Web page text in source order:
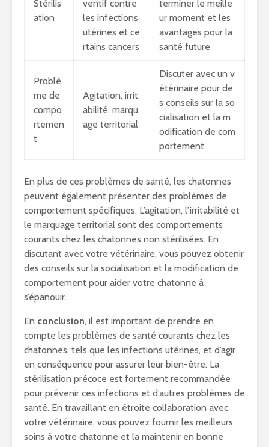
Stérilis
ation
ventif contre
les infections
utérines et ce
rtains cancers
terminer le meille
ur moment et les
avantages pour la
santé future
Problè
me de
compo
rtemen
t
Agitation, irrit
abilité, marqu
age territorial
Discuter avec un v
étérinaire pour de
s conseils sur la so
cialisation et la m
odification de com
portement
En plus de ces problèmes de santé, les chatonnes
peuvent également présenter des problèmes de
comportement spécifiques. L’agitation, l’irritabilité et
le marquage territorial sont des comportements
courants chez les chatonnes non stérilisées. En
discutant avec votre vétérinaire, vous pouvez obtenir
des conseils sur la socialisation et la modification de
comportement pour aider votre chatonne à
s’épanouir.
En conclusion, il est important de prendre en
compte les problèmes de santé courants chez les
chatonnes, tels que les infections utérines, et d’agir
en conséquence pour assurer leur bien-être. La
stérilisation précoce est fortement recommandée
pour prévenir ces infections et d’autres problèmes de
santé. En travaillant en étroite collaboration avec
votre vétérinaire, vous pouvez fournir les meilleurs
soins à votre chatonne et la maintenir en bonne